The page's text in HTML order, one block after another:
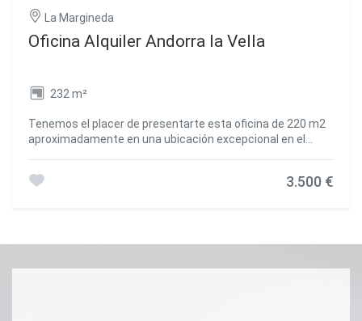
Inmobiliaria GALÍ para recibir más información sobre el
edificio. #ref:00153/5210
La Margineda
Oficina Alquiler Andorra la Vella
232 m²
Tenemos el placer de presentarte esta oficina de 220 m2
aproximadamente en una ubicación excepcional en el
separados por sexos. ~~La calefacción es gasoil central
encuentra tu disposición #ref:04330/5210
3.500 €